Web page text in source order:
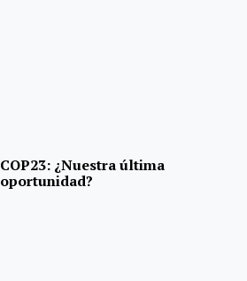
COP23: ¿Nuestra última
oportunidad?